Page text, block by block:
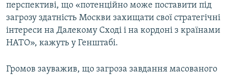
перспективі, що «потенційно може поставити під
загрозу здатність Москви захищати свої стратегічні
інтереси на Далекому Сході і на кордоні з країнами
НАТО», кажуть у Генштабі.
Громов зауважив, що загроза завдання масованого